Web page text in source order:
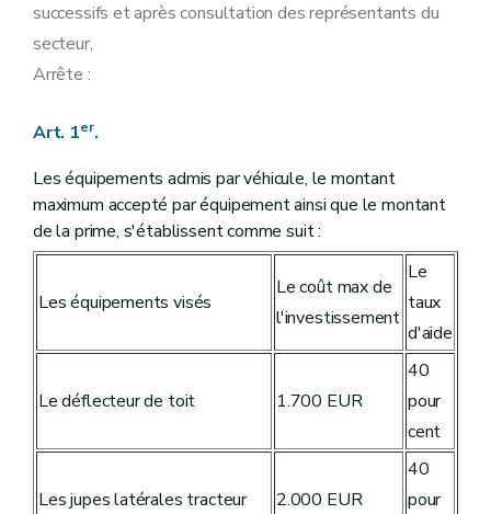
successifs et après consultation des représentants du
secteur,
Arrête :
Art. 1er.
Les équipements admis par véhicule, le montant
maximum accepté par équipement ainsi que le montant
de la prime, s'établissent comme suit :
Les équipements visés
Le coût max de
l'investissement
Le
taux
d'aide
Le déflecteur de toit 1.700 EUR
40
pour
cent
Les jupes latérales tracteur 2.000 EUR
40
pour